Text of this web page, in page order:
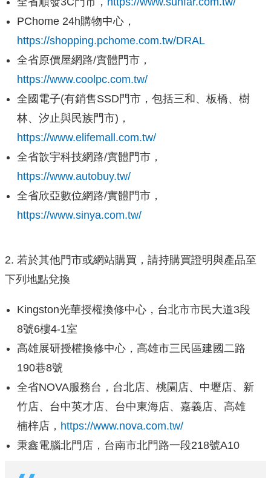
PChome 24h購物中心，
https://shopping.pchome.com.tw/DRAL
全省原價屋網路/實體門市，
https://www.coolpc.com.tw/
全國電子(有銷售SSD門市，包括三和、板橋、樹
林、汐止與民族門市)，
https://www.elifemall.com.tw/
全省歆宇科技網路/實體門市，
https://www.autobuy.tw/
全省欣亞數位網路/實體門市，
https://www.sinya.com.tw/
2. 若於其他門市或網站購買，請持購買證明與產品至
下列地點兌換
Kingston光華授權換修中心，台北市市民大道3段
8號6樓4-1室
高雄展研授權換修中心，高雄市三民區建國二路
190巷8號
全省NOVA服務台，台北店、桃園店、中壢店、新
竹店、台中英才店、台中東海店、嘉義店、高雄
楠梓店， https://www.nova.com.tw/
秉鑫電腦北門店，台南市北門路一段218號A10